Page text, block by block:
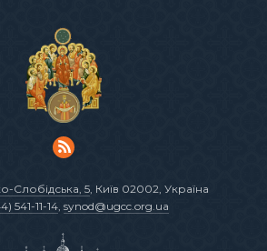
Слобідська, 5 , Київ 02002, Україна
541-11-14, synod@ugcc.org.ua